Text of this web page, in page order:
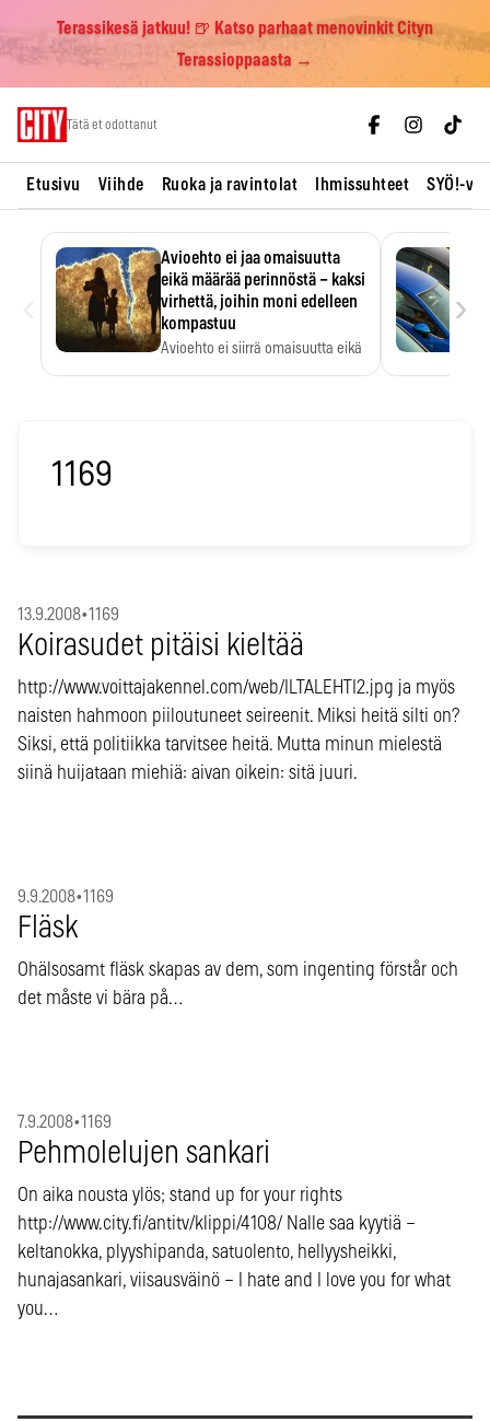
Terassikesä jatkuu! 🍺 Katso parhaat menovinkit Cityn
Terassioppaasta →
Tätä et odottanut
Etusivu Viihde Ruoka ja ravintolat Ihmissuhteet SYÖ!-
Avioehto ei jaa omaisuutta
eikä määrää perinnöstä – kaksi
virhettä, joihin moni edelleen
kompastuu
Avioehto ei siirrä omaisuutta eikä
›
1169
13.9.2008•1169
Koirasudet pitäisi kieltää
http://www.voittajakennel.com/web/ILTALEHTI2.jpg ja myös
naisten hahmoon piiloutuneet seireenit. Miksi heitä silti on?
Siksi, että politiikka tarvitsee heitä. Mutta minun mielestä
siinä huijataan miehiä: aivan oikein: sitä juuri.
9.9.2008•1169
Fläsk
Ohälsosamt fläsk skapas av dem, som ingenting förstår och
det måste vi bära på…
7.9.2008•1169
Pehmolelujen sankari
On aika nousta ylös; stand up for your rights
http://www.city.fi/antitv/klippi/4108/ Nalle saa kyytiä –
keltanokka, plyyshipanda, satuolento, hellyysheikki,
hunajasankari, viisausväinö – I hate and I love you for what
you…